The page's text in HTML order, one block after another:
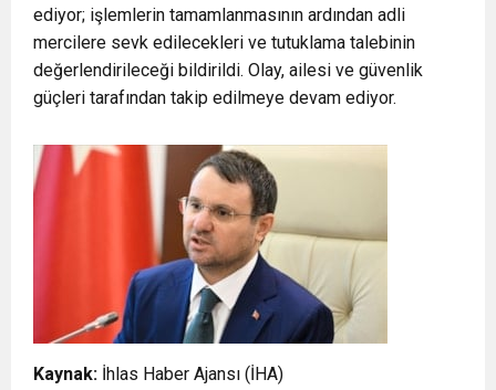
ediyor; işlemlerin tamamlanmasının ardından adli
mercilere sevk edilecekleri ve tutuklama talebinin
değerlendirileceği bildirildi. Olay, ailesi ve güvenlik
güçleri tarafından takip edilmeye devam ediyor.
Kaynak: İhlas Haber Ajansı (İHA)